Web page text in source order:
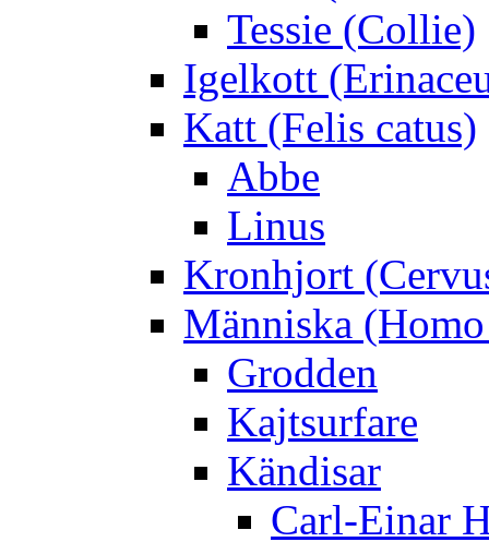
Tessie (Collie)
Igelkott
Katt (Felis catus)
Abbe
Linus
Kronhjort
Människa
Grodden
Kajtsurfare
Kändisar
Carl-Einar